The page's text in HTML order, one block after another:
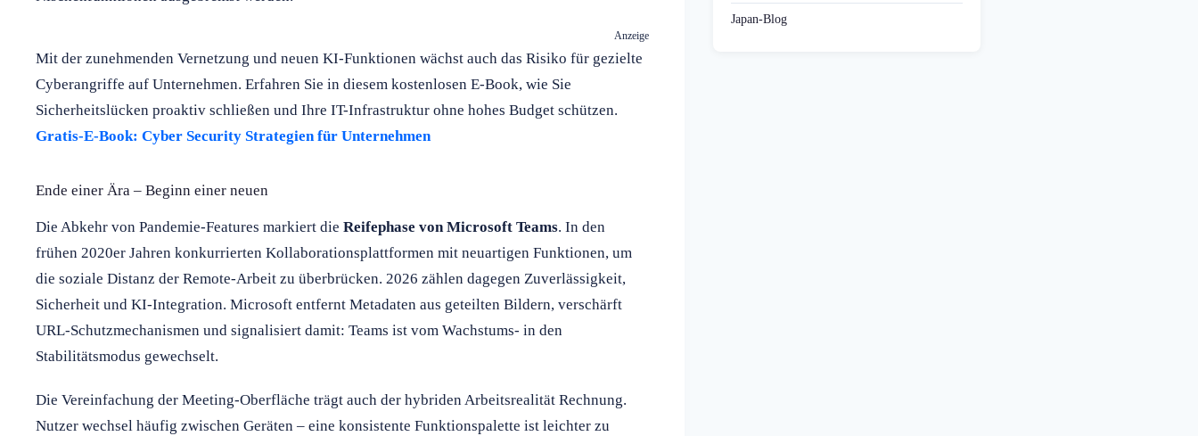
Anzeige
Mit der zunehmenden Vernetzung und neuen KI-Funktionen wächst auch das Risiko für gezielte
Cyberangriffe auf Unternehmen. Erfahren Sie in diesem kostenlosen E-Book, wie Sie
Sicherheitslücken proaktiv schließen und Ihre IT-Infrastruktur ohne hohes Budget schützen.
Gratis-E-Book: Cyber Security Strategien für Unternehmen
Ende einer Ära – Beginn einer neuen
Die Abkehr von Pandemie-Features markiert die Reifephase von Microsoft Teams. In den
frühen 2020er Jahren konkurrierten Kollaborationsplattformen mit neuartigen Funktionen, um
die soziale Distanz der Remote-Arbeit zu überbrücken. 2026 zählen dagegen Zuverlässigkeit,
Sicherheit und KI-Integration. Microsoft entfernt Metadaten aus geteilten Bildern, verschärft
URL-Schutzmechanismen und signalisiert damit: Teams ist vom Wachstums- in den
Stabilitätsmodus gewechselt.
Die Vereinfachung der Meeting-Oberfläche trägt auch der hybriden Arbeitsrealität Rechnung.
Nutzer wechsel häufig zwischen Geräten – eine konsistente Funktionspalette ist leichter zu
Japan-Blog